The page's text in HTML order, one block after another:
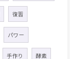
復習
パワー
手作り 酵素